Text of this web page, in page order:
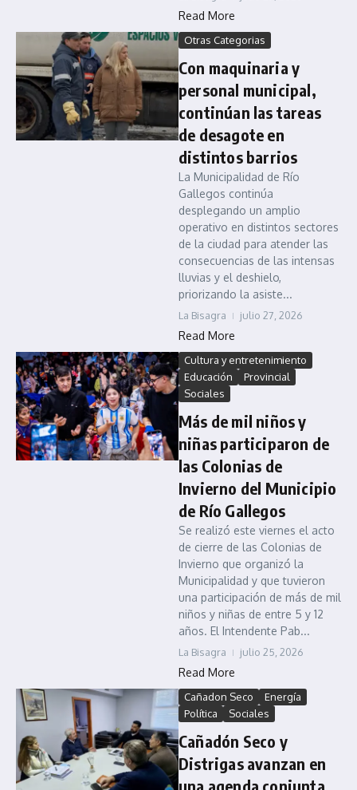
Read More
Otras Categorias
Con maquinaria y
personal municipal,
continúan las tareas
de desagote en
distintos barrios
La Municipalidad de Río
Gallegos continúa
desplegando un amplio
operativo en distintos sectores
de la ciudad para atender las
consecuencias de las intensas
lluvias y el deshielo,
priorizando la asiste...
La Bisagra julio 27, 2026
Read More
Cultura y entretenimiento
Educación
Provincial
Sociales
Más de mil niños y
niñas participaron de
las Colonias de
Invierno del Municipio
de Río Gallegos
Se realizó este viernes el acto
de cierre de las Colonias de
Invierno que organizó la
Municipalidad y que tuvieron
una participación de más de mil
niños y niñas de entre 5 y 12
años. El Intendente Pab...
La Bisagra julio 25, 2026
Read More
Cañadon Seco
Energía
Política
Sociales
Cañadón Seco y
Distrigas avanzan en
una agenda conjunta